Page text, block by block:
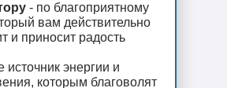
- по благоприятному
вам действительно
и приносит радость
источник энергии и
которым благоволят